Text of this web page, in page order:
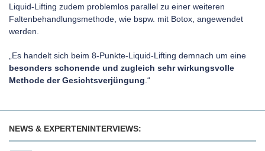
Liquid-Lifting zudem problemlos parallel zu einer weiteren
Faltenbehandlungsmethode, wie bspw. mit Botox, angewendet
werden.
„Es handelt sich beim 8-Punkte-Liquid-Lifting demnach um eine
besonders schonende und zugleich sehr wirkungsvolle
Methode der Gesichtsverjüngung .“
NEWS & EXPERTENINTERVIEWS: